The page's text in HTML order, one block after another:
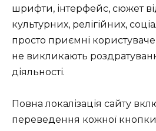
шрифти, інтерфейс, сюжет
культурних, релігійних,
просто приємні
не викликають
діяльності.
Повна локалізація сайту
переведення кожної